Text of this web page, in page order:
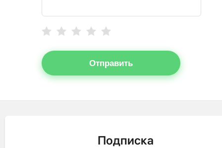
Отправить
Подписка